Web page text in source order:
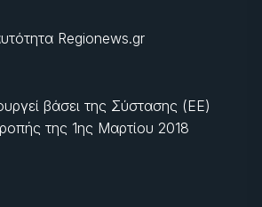
Regionews.gr
βάσει της Σύστασης (ΕΕ)
της 1ης Μαρτίου 2018